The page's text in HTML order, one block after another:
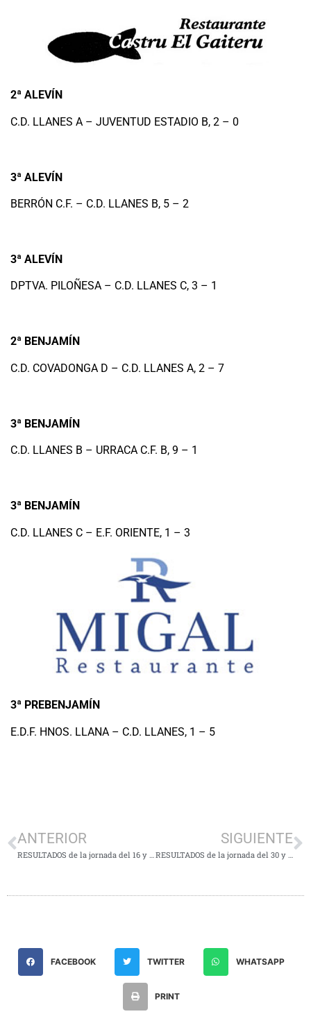
2ª ALEVÍN
C.D. LLANES A – JUVENTUD ESTADIO B, 2 – 0
3ª ALEVÍN
BERRÓN C.F. – C.D. LLANES B, 5 – 2
3ª ALEVÍN
DPTVA. PILOÑESA – C.D. LLANES C, 3 – 1
2ª BENJAMÍN
C.D. COVADONGA D – C.D. LLANES A, 2 – 7
3ª BENJAMÍN
C.D. LLANES B – URRACA C.F. B, 9 – 1
3ª BENJAMÍN
C.D. LLANES C – E.F. ORIENTE, 1 – 3
3ª PREBENJAMÍN
E.D.F. HNOS. LLANA – C.D. LLANES, 1 – 5
ANTERIOR SIGUIENTE
FACEBOOK TWITTER WHATSAPP
PRINT